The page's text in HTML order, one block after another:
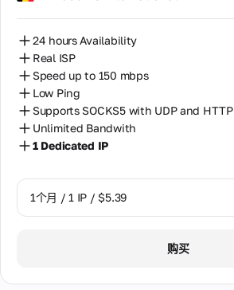
24 hours Availability
Real ISP
Speed up to 150 mbps
Low Ping
Supports SOCKS5 with UDP and HTTP
Unlimited Bandwith
1 Dedicated IP
1个月 / 1 IP / $5.39
购买